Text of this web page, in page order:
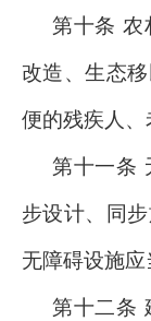
第十条 农
改造、生态
便的残疾人、
第十一条
步设计、同
无障碍设施应
第十二条